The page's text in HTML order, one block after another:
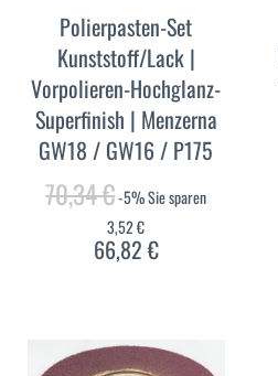
Polierpasten-Set
Kunststoff/Lack |
Vorpolieren-Hochglanz-
Superfinish | Menzerna
GW18 / GW16 / P175
70,34 €-5%Sie sparen
3,52 €
66,82 €